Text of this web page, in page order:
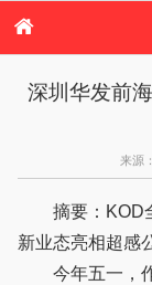
港台娱乐
港台明星八卦
深圳华发前
来源
摘要：KOD全
新业态亮相超感
今年五一，作